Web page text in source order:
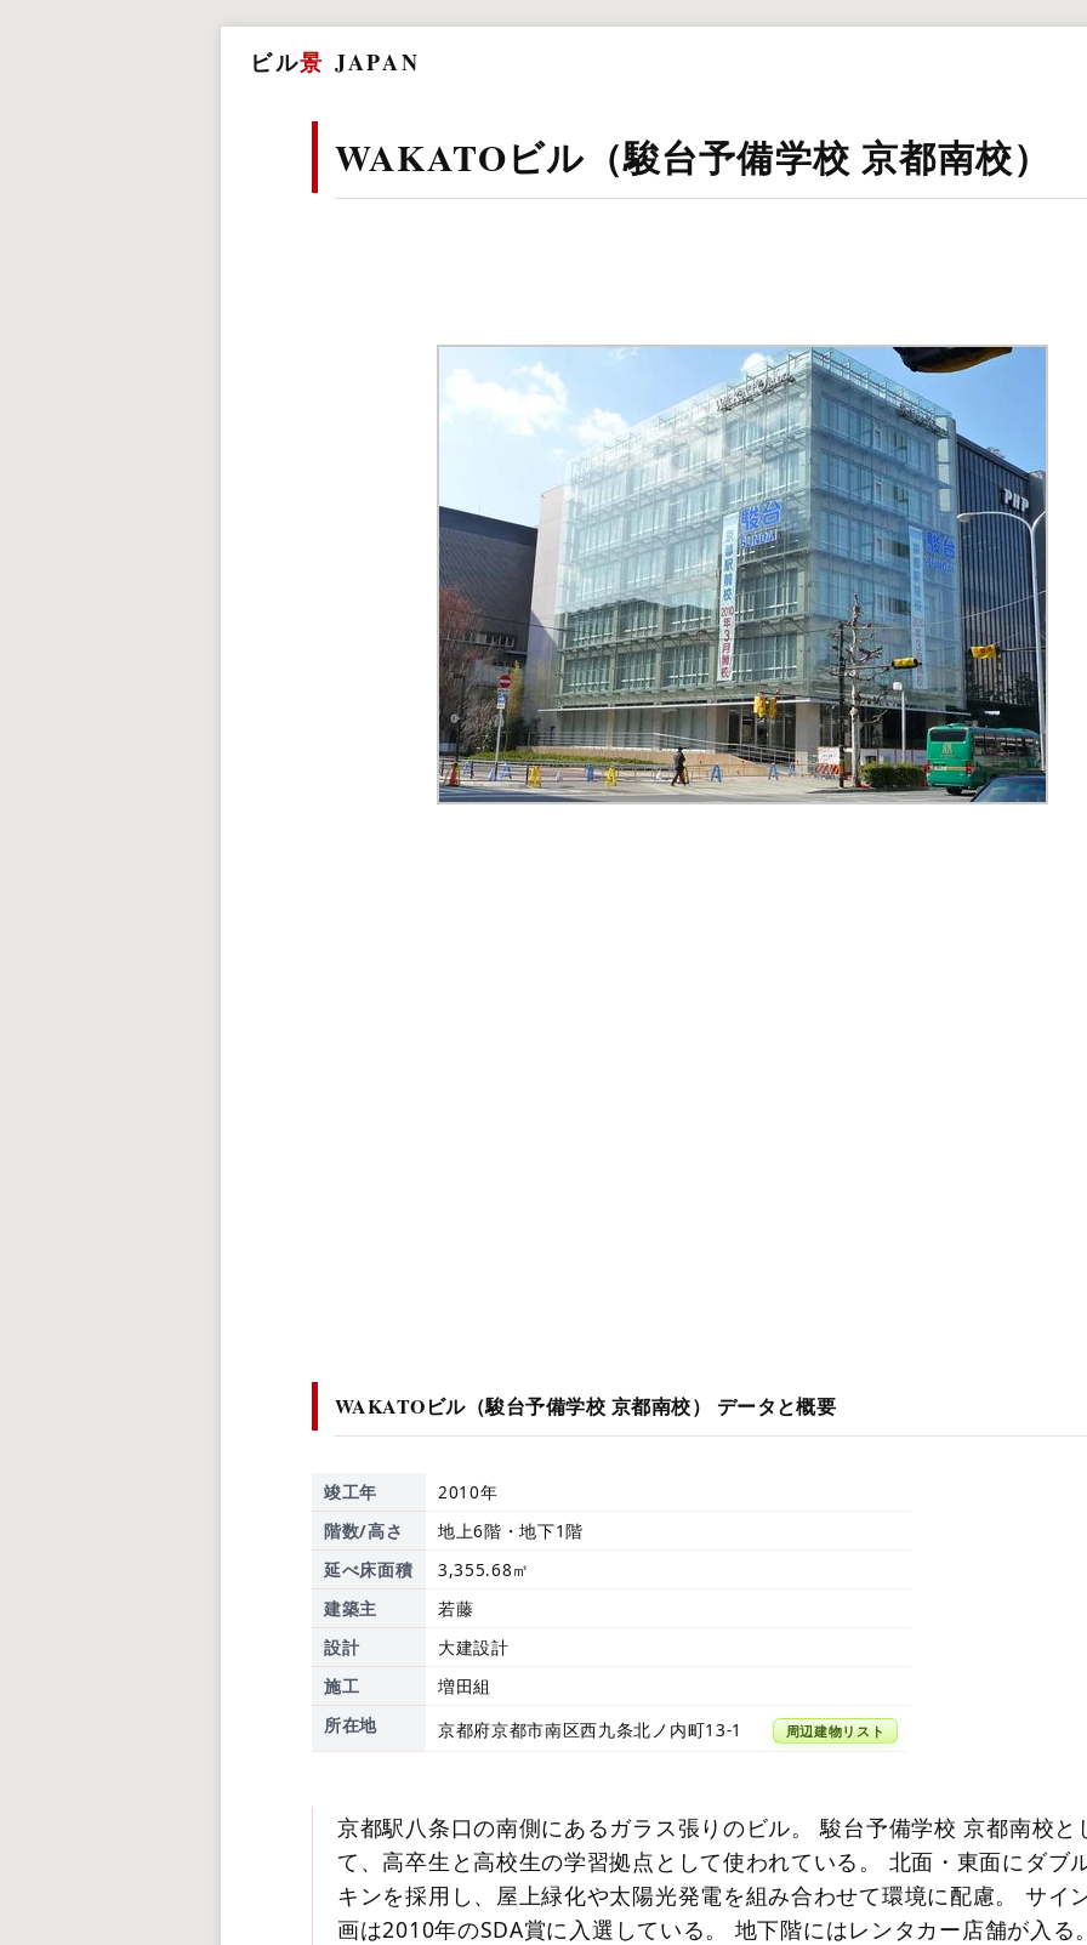
ビル景 JAPAN
WAKATOビル（駿台予備学校 京都南校）
WAKATOビル（駿台予備学校 京都南校） データと概要
竣工年
2010年
階数/高さ
地上6階・地下1階
延べ床面積
3,355.68㎡
建築主
若藤
設計
大建設計
施工
増田組
所在地
京都府京都市南区西九条北ノ内町13-1 周辺建物リスト
京都駅八条口の南側にあるガラス張りのビル。 駿台予備学校 京都南校と
て、高卒生と高校生の学習拠点として使われている。 北面・東面にダブ
キンを採用し、屋上緑化や太陽光発電を組み合わせて環境に配慮。 サイ
画は2010年のSDA賞に入選している。 地下階にはレンタカー店舗が入る。